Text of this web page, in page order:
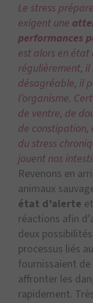
Le stress
exigent une
performances
est alors en état
régulièrement, il
désagréable, il
l’organisme.
de ventre, de
de constipation,
du stress
jouent nos
Revenons en
animaux
état d’alerte
réactions afin
deux
processus liés
fournissaient de
affronter les
rapidement.